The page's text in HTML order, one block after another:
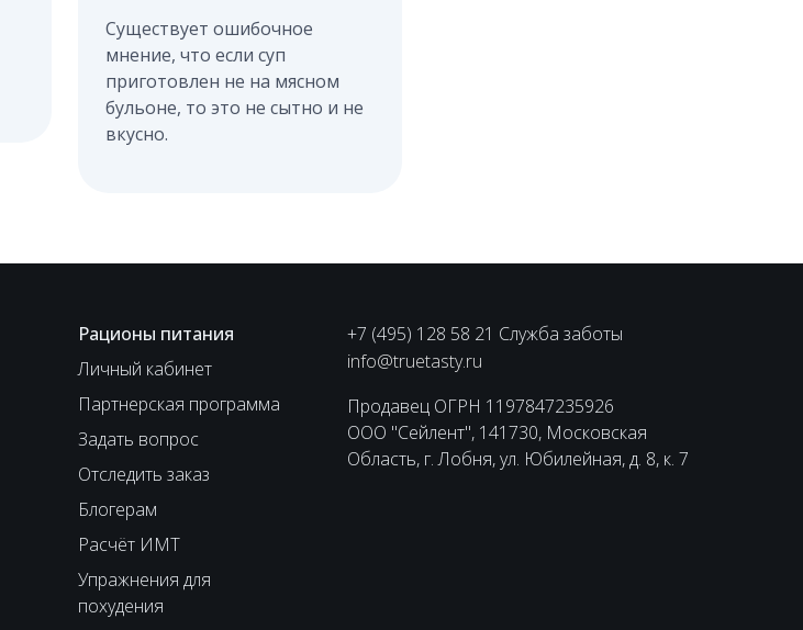
Существует ошибочное
мнение, что если суп
приготовлен не на мясном
бульоне, то это не сытно и не
вкусно.
Рационы питания
Личный кабинет
Партнерская программа
Задать вопрос
Отследить заказ
Блогерам
Расчёт ИМТ
Упражнения для
похудения
+7 (495) 128 58 21 Служба заботы
info@truetasty.ru
Продавец ОГРН 1197847235926
ООО "Сейлент", 141730, Московская
Область, г. Лобня, ул. Юбилейная, д. 8, к. 7